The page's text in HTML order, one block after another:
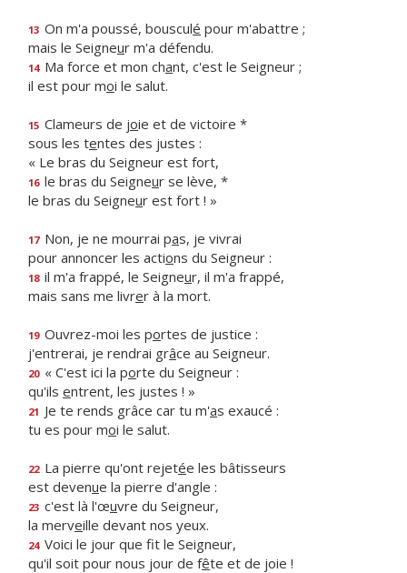
13 On m'a poussé, bousculé pour m'abattre ;
mais le Seigneur m'a défendu.
14 Ma force et mon chant, c'est le Seigneur ;
il est pour moi le salut.
15 Clameurs de joie et de victoire *
sous les tentes des justes :
« Le bras du Seigneur est fort,
16 le bras du Seigneur se lève, *
le bras du Seigneur est fort ! »
17 Non, je ne mourrai pas, je vivrai
pour annoncer les actions du Seigneur :
18 il m'a frappé, le Seigneur, il m'a frappé,
mais sans me livrer à la mort.
19 Ouvrez-moi les portes de justice :
j'entrerai, je rendrai grâce au Seigneur.
20 « C'est ici la porte du Seigneur :
qu'ils entrent, les justes ! »
21 Je te rends grâce car tu m'as exaucé :
tu es pour moi le salut.
22 La pierre qu'ont rejetée les bâtisseurs
est devenue la pierre d'angle :
23 c'est là l'œuvre du Seigneur,
la merveille devant nos yeux.
24 Voici le jour que ft le Seigneur,
qu'il soit pour nous jour de fête et de joie !